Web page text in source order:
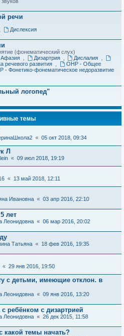
речи
Дислексия
(фонематический слух)
Афазия Дизартрия Дислалия
речевого развития
ОНР - Общее
- Фонетико-фонематическое недоразвитие
логопед"
темы
« 05 окт 2018, 09:34
Л
« 09 июл 2018, 19:19
« 13 май 2018, 12:11
Ивановна « 03 апр 2016, 22:10
лет
Леонидовна « 06 мар 2016, 20:02
Татьяна « 18 фев 2016, 19:35
« 29 янв 2016, 19:50
с детьми, имеющие отклон. в
Леонидовна « 09 янв 2016, 13:20
ребёнком с дизартрией
Леонидовна « 26 дек 2015, 11:58
какой темы начать?